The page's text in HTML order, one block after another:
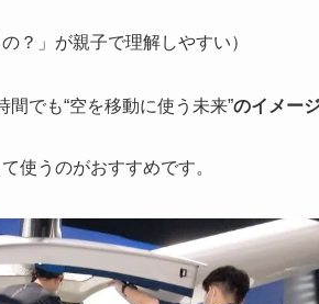
？」が親子で理解しやすい）
でも“空を移動に使う未来”のイメー
使うのがおすすめです。